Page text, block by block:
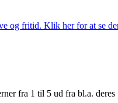
og fritid. Klik her for at se
fra 1 til 5 ud fra bl.a.